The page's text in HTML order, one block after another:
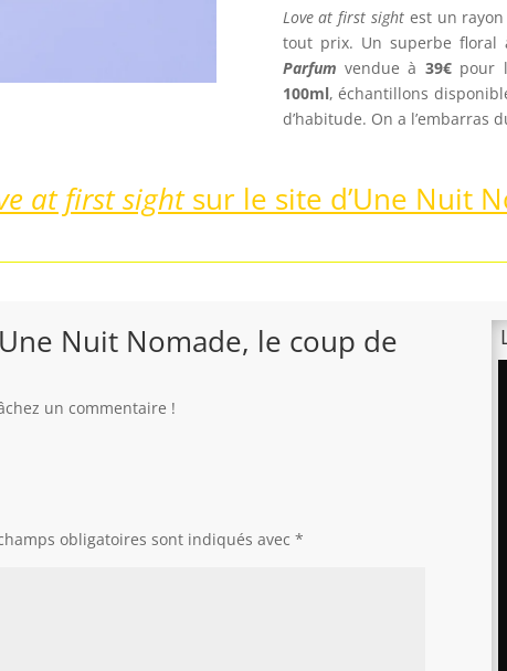
Love at first sightest un rayon
tout prix. Un superbe floral
Parfum vendue à 39€pour
100ml, échantillons
d’habitude. On a l’embarras
at first sightsur le site d’Une Nuit
Nuit Nomade, le coup de
un commentaire !
obligatoires sont indiqués avec*